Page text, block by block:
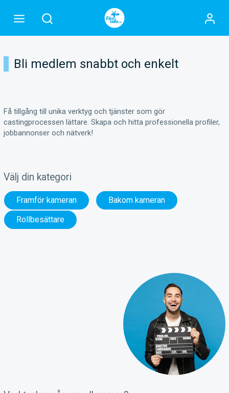
Bli medlem snabbt och enkelt
Få tillgång till unika verktyg och tjänster som gör
castingprocessen lättare. Skapa och hitta professionella profiler,
jobbannonser och nätverk!
Välj din kategori
Framför kameran
Bakom kameran
Rollbesättare